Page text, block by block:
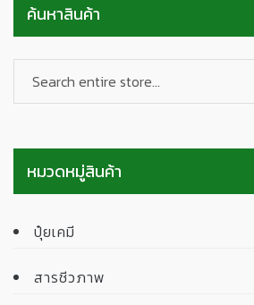
ค้นหาสินค้า
หมวดหมู่สินค้า
ปุ๋ยเคมี
สารชีวภาพ